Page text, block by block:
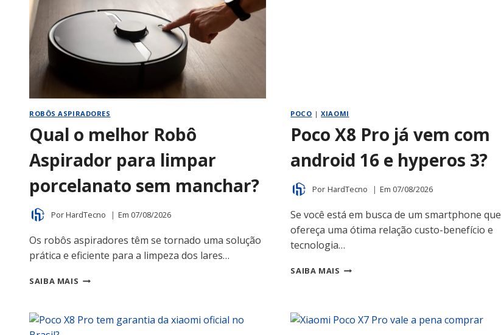
ROBÔS ASPIRADORES
Qual o melhor Robô
Aspirador para limpar
porcelanato sem manchar?
PorHardTecno Em 07/08/2026
Os robôs aspiradores têm se tornado uma solução
prática e eficiente para a limpeza dos lares…
SAIBA MAIS QUAL
ROBÔ
ASPIRADOR
POCO |XIAOMI
Poco X8 Pro já vem com
android 16 e hyperos 3?
Por HardTecno Em 07/08/2026
Se você está em busca de um smartphone que
ofereça uma ótima relação custo-benefício e
tecnologia…
SAIBA MAIS POCO
VEM